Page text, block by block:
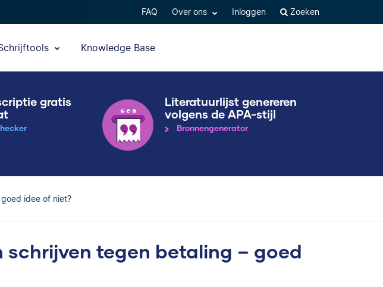
FAQ Over ons Inloggen Zoeken
Knowledge Base
gratis
Literatuurlijst genereren
volgens de APA-stijl
Bronnengenerator
idee of niet?
schrijven tegen betaling – goed